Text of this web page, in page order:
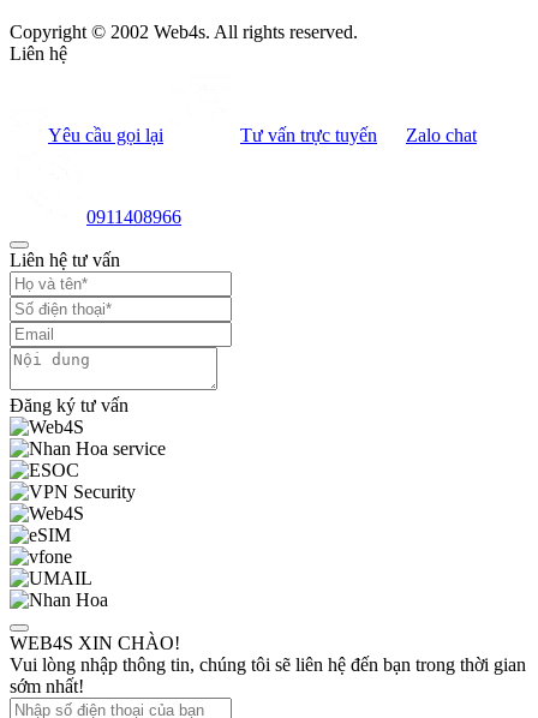
Copyright © 2002 Web4s. All rights reserved.
Liên hệ
Yêu cầu gọi lại Tư vấn trực tuyến Zalo chat
0911408966
Liên hệ tư vấn
Đăng ký tư vấn
WEB4S XIN CHÀO!
Vui lòng nhập thông tin, chúng tôi sẽ liên hệ đến bạn trong thời gian
sớm nhất!